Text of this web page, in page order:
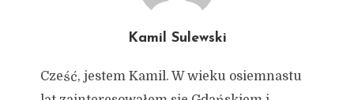
Kamil Sulewski
Cześć, jestem Kamil. W wieku osiemnastu